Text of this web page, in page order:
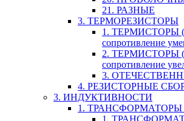
21. РАЗНЫЕ
3. ТЕРМОРЕЗИСТОРЫ
1. ТЕРМИСТОРЫ
сопротивление
2. ТЕРМИСТОРЫ
сопротивление
3.
4. РЕЗИСТОРНЫЕ
3. ИНДУКТИВНОСТИ
1.
1.